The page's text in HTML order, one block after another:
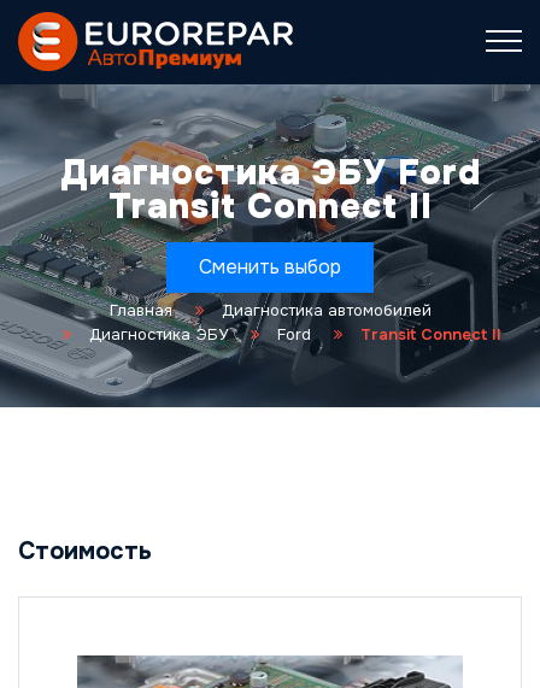
Диагностика ЭБУ Ford
Transit Connect II
Сменить выбор
Главная
Диагностика автомобилей
Диагностика ЭБУ
Ford Transit Connect II
Стоимость